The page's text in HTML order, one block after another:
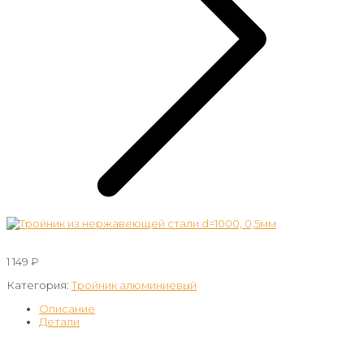
1 149 ₽
Категория: Тройник алюминиевый
Описание
Детали